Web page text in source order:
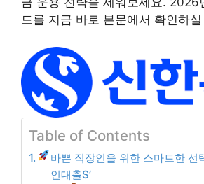
드를 지금 바로 본문에서 확인하
Table of Contents
바쁜 직장인을 위한 스마트한 선
인대출S’